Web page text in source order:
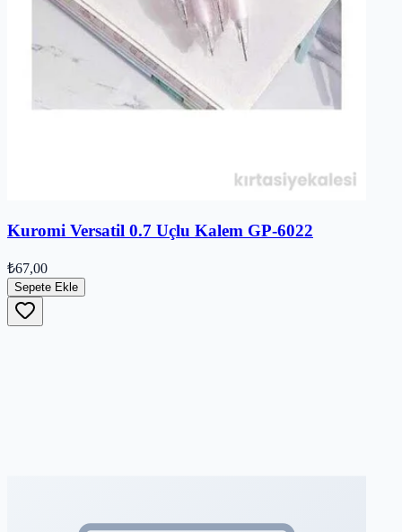
Kuromi Versatil 0.7 Uçlu Kalem GP-6022
₺67,00
Sepete Ekle